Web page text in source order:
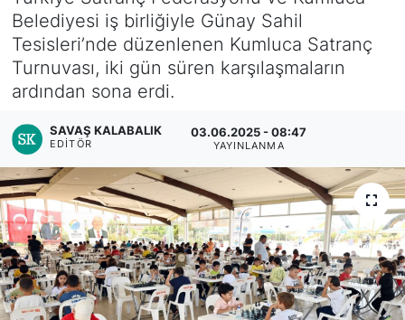
Belediyesi iş birliğiyle Günay Sahil
Tesisleri’nde düzenlenen Kumluca Satranç
Turnuvası, iki gün süren karşılaşmaların
ardından sona erdi.
SAVAŞ KALABALIK
EDITÖR
03.06.2025 - 08:47
YAYINLANMA